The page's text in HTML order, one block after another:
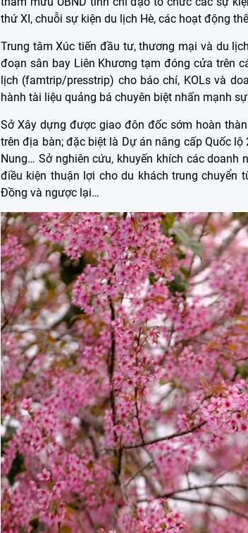
thứ XI, chuỗi sự kiện du lịch Hè, các hoạt động
Trung tâm Xúc tiến đầu tư, thương mại và du
đoạn sân bay Liên Khương tạm đóng cửa trên
lịch (famtrip/presstrip) cho báo chí, KOLs và
hành tài liệu quảng bá chuyên biệt nhấn mạnh
Sở Xây dựng được giao đôn đốc sớm hoàn
trên địa bàn; đặc biệt là Dự án nâng cấp Quốc lộ
Nung… Sở nghiên cứu, khuyến khích các
điều kiện thuận lợi cho du khách trung chuyển
Đồng và ngược lại…